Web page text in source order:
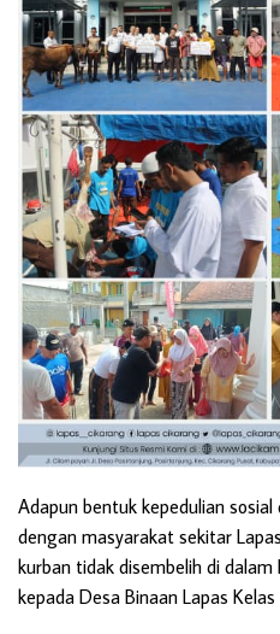
Adapun bentuk kepedulian
dengan masyarakat sekitar
kurban tidak disembelih di dalam
kepada Desa Binaan Lapas